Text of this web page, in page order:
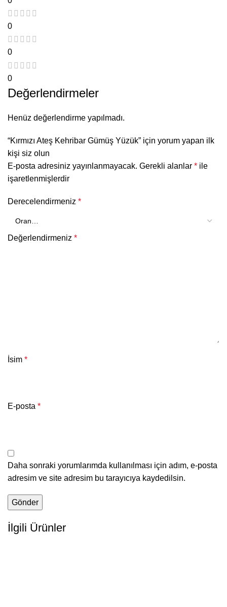
0
0
0
Değerlendirmeler
Henüz değerlendirme yapılmadı.
“Kırmızı Ateş Kehribar Gümüş Yüzük” için yorum yapan ilk
kişi siz olun
E-posta adresiniz yayınlanmayacak. Gerekli alanlar * ile
işaretlenmişlerdir
Derecelendirmeniz *
Değerlendirmeniz *
İsim *
E-posta *
Daha sonraki yorumlarımda kullanılması için adım, e-posta
adresim ve site adresim bu tarayıcıya kaydedilsin.
İlgili Ürünler